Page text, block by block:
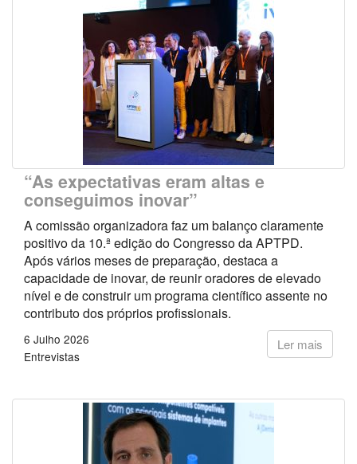
“As expectativas eram altas e
conseguimos inovar”
A comissão organizadora faz um balanço claramente
positivo da 10.ª edição do Congresso da APTPD.
Após vários meses de preparação, destaca a
capacidade de inovar, de reunir oradores de elevado
nível e de construir um programa científico assente no
contributo dos próprios profissionais.
Ler mais
6 Julho 2026
Entrevistas